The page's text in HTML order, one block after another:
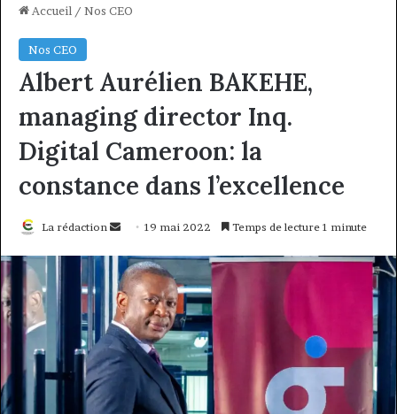
Accueil / Nos CEO
Nos CEO
Albert Aurélien BAKEHE,
managing director Inq.
Digital Cameroon: la
constance dans l’excellence
La rédaction
Envoyer
courriel
19 mai 2022 Temps de lecture 1 minute